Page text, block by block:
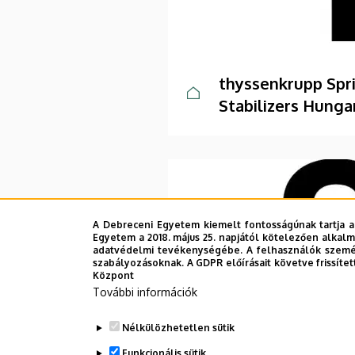
thyssenkrupp
Stabilizers
A Debreceni Egyetem kiemelt fontosságúnak
Egyetem a 2018. május 25. napjától kötelezően
adatvédelmi tevékenységébe. A felhasználók
szabályozásoknak. A GDPR előírásait követve
Központ
További információk
Nélkülözhetetlen sütik